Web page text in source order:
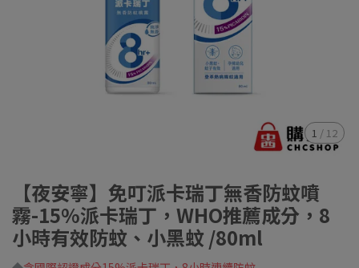
1 / 12
【夜安寧】免叮派卡瑞丁無香防蚊噴
霧-15%派卡瑞丁，WHO推薦成分，8
小時有效防蚊、小黑蚊 /80ml